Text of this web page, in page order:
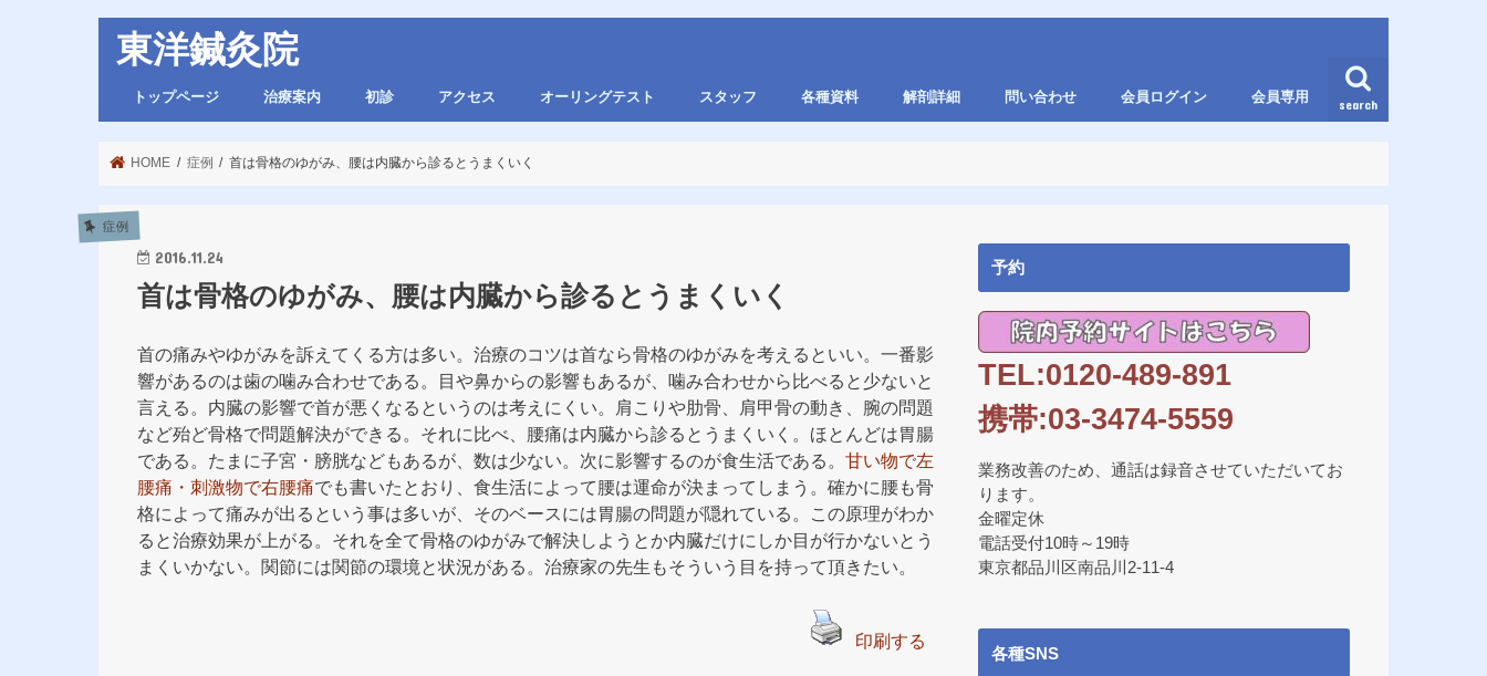
東洋鍼灸院
search
トップページ 治療案内 初診 アクセス オーリングテスト スタッフ 各種資料 解剖詳細 問い合わせ 会員ログイン 会員専用
HOME 症例 首は骨格のゆがみ、腰は内臓から診るとうまくいく
症例
2016.11.24
首は骨格のゆがみ、腰は内臓から診るとうまくいく
首の痛みやゆがみを訴えてくる方は多い。治療のコツは首なら骨格のゆがみを考えるといい。一番影
響があるのは歯の噛み合わせである。目や鼻からの影響もあるが、噛み合わせから比べると少ないと
言える。内臓の影響で首が悪くなるというのは考えにくい。肩こりや肋骨、肩甲骨の動き、腕の問題
など殆ど骨格で問題解決ができる。それに比べ、腰痛は内臓から診るとうまくいく。ほとんどは胃腸
である。たまに子宮・膀胱などもあるが、数は少ない。次に影響するのが食生活である。 甘い物で左
腰痛・刺激物で右腰痛でも書いたとおり、食生活によって腰は運命が決まってしまう。確かに腰も骨
格によって痛みが出るという事は多いが、そのベースには胃腸の問題が隠れている。この原理がわか
ると治療効果が上がる。それを全て骨格のゆがみで解決しようとか内臓だけにしか目が行かないとう
まくいかない。関節には関節の環境と状況がある。治療家の先生もそういう目を持って頂きたい。
印刷する
予約
TEL:0120-489-891
携帯:03-3474-5559
業務改善のため、通話は録音させていただいてお
ります。
金曜定休
電話受付10時～19時
東京都品川区南品川2-11-4
各種SNS